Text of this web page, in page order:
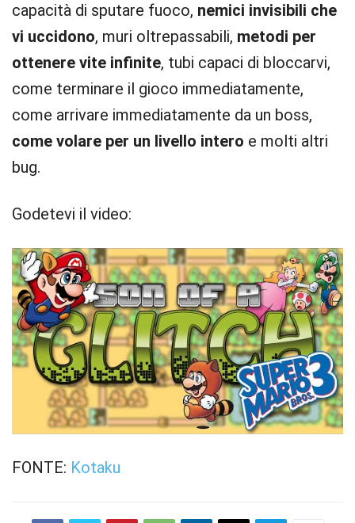
capacità di sputare fuoco, nemici invisibili che
vi uccidono, muri oltrepassabili, metodi per
ottenere vite infinite, tubi capaci di bloccarvi,
come terminare il gioco immediatamente,
come arrivare immediatamente da un boss,
come volare per un livello intero e molti altri
bug.
Godetevi il video:
FONTE: Kotaku